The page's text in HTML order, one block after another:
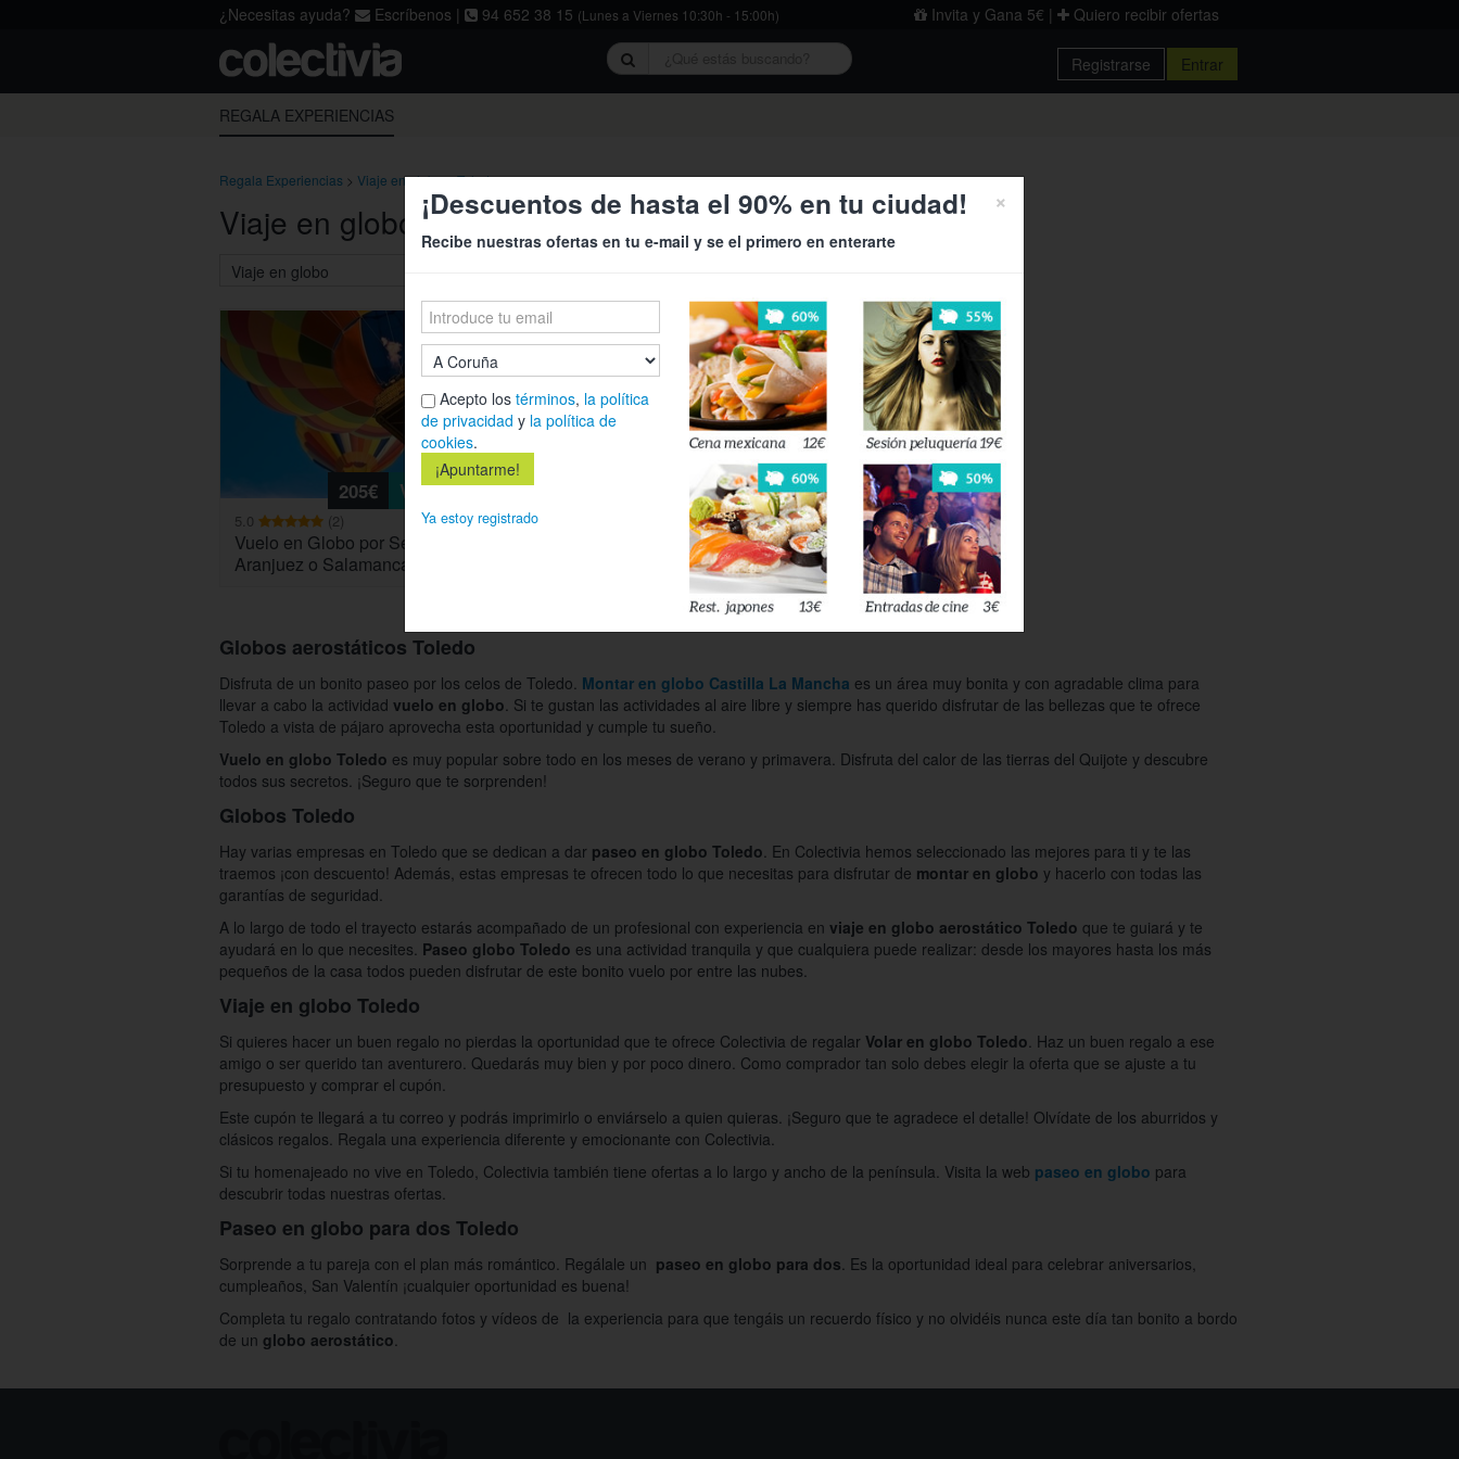
¿Necesitas ayuda? Escríbenos | 94 652 38 15 (Lunes a Viernes 10:30h - 15:00h) Invita y Gana 5€ | Quiero recibir ofertas
Acepto lostérminos , la política de privacidad
Registrarse Entrar
REGALA EXPERIENCIAS
Regala Experiencias > Viaje en globo>Toledo
Viaje en globo Toledo
205€ Ver
5.0 (2)
Vuelo en Globo por Segovia, Toledo,
Aranjuez o Salamanca
Globos aerostáticos Toledo
Disfruta de un bonito paseo por los celos de Toledo. Montar en globo Castilla La Mancha es un área muy bonita y con agradable clima para
llevar a cabo la actividad vuelo en globo. Si te gustan las actividades al aire libre y siempre has querido disfrutar de las bellezas que te ofrece
Toledo a vista de pájaro aprovecha esta oportunidad y cumple tu sueño.
Vuelo en globo Toledo es muy popular sobre todo en los meses de verano y primavera. Disfruta del calor de las tierras del Quijote y descubre
todos sus secretos. ¡Seguro que te sorprenden!
Globos Toledo
Hay varias empresas en Toledo que se dedican a dar paseo en globo Toledo. En Colectivia hemos seleccionado las mejores para ti y te las
traemos ¡con descuento! Además, estas empresas te ofrecen todo lo que necesitas para disfrutar de montar en globo y hacerlo con todas las
garantías de seguridad.
A lo largo de todo el trayecto estarás acompañado de un profesional con experiencia en viaje en globo aerostático Toledo que te guiará y te
ayudará en lo que necesites. Paseo globo Toledo es una actividad tranquila y que cualquiera puede realizar: desde los mayores hasta los más
pequeños de la casa todos pueden disfrutar de este bonito vuelo por entre las nubes.
Viaje en globo Toledo
Si quieres hacer un buen regalo no pierdas la oportunidad que te ofrece Colectivia de regalar Volar en globo Toledo. Haz un buen regalo a ese
amigo o ser querido tan aventurero. Quedarás muy bien y por poco dinero. Como comprador tan solo debes elegir la oferta que se ajuste a tu
presupuesto y comprar el cupón.
Este cupón te llegará a tu correo y podrás imprimirlo o enviárselo a quien quieras. ¡Seguro que te agradece el detalle! Olvídate de los aburridos y
clásicos regalos. Regala una experiencia diferente y emocionante con Colectivia.
Si tu homenajeado no vive en Toledo, Colectivia también tiene ofertas a lo largo y ancho de la península. Visita la web paseo en globo para
descubrir todas nuestras ofertas.
Paseo en globo para dos Toledo
Sorprende a tu pareja con el plan más romántico. Regálale un paseo en globo para dos. Es la oportunidad ideal para celebrar aniversarios,
cumpleaños, San Valentín ¡cualquier oportunidad es buena!
Completa tu regalo contratando fotos y vídeos de la experiencia para que tengáis un recuerdo físico y no olvidéis nunca este día tan bonito a bordo
de un globo aerostático.
×
¡Descuentos de hasta el 90% en tu ciudad!
Recibe nuestras ofertas en tu e-mail y se el primero en enterarte
Acepto los términos, la política
de privacidad y la política de
cookies.
Ya estoy registrado